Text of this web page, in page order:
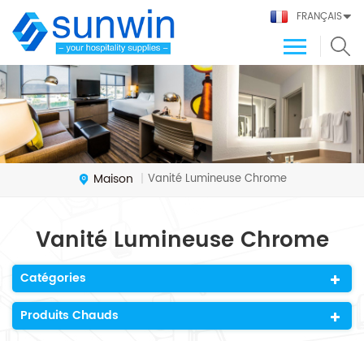
FRANÇAIS
Maison | Vanité Lumineuse Chrome
Vanité Lumineuse Chrome
Catégories
Produits Chauds